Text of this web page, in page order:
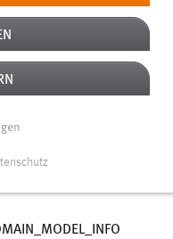
grundlegende
Funktion der